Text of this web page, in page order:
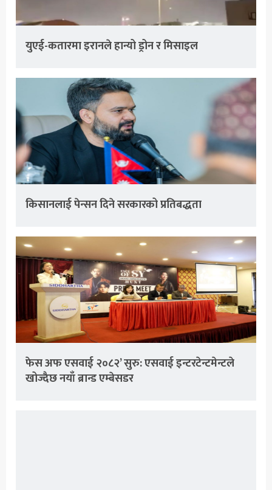
युएई-कतारमा इरानले हान्यो ड्रोन र मिसाइल
किसानलाई पेन्सन दिने सरकारको प्रतिबद्धता
फेस अफ एसवाई २०८२’ सुरु: एसवाई इन्टरटेन्टमेन्टले
खोज्दैछ नयाँ ब्रान्ड एम्बेसडर